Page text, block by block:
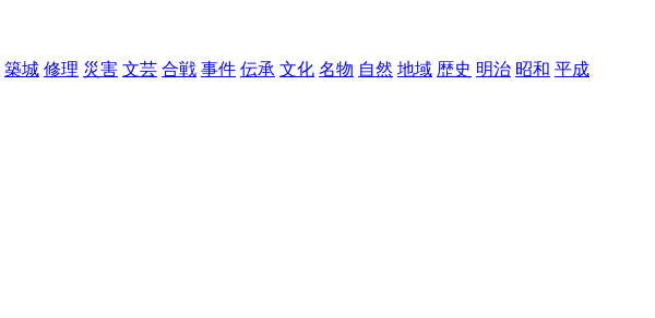
築城 修理 災害 文芸 合戦 事件 伝承 文化 名物 自然 地域 歴史 明治 昭和 平成